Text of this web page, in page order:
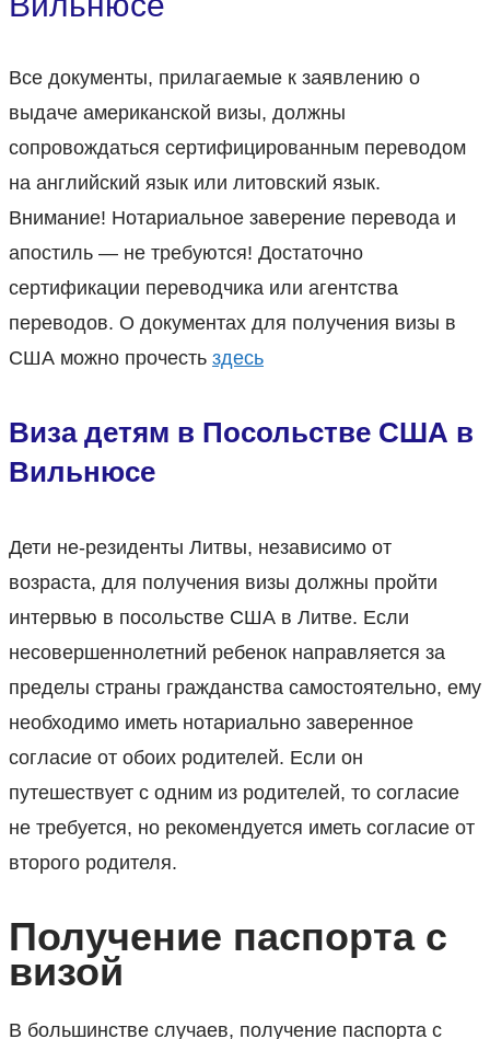
Все документы, прилагаемые к заявлению о
выдаче американской визы, должны
сопровождаться сертифицированным переводом
на английский язык или литовский язык.
Внимание! Нотариальное заверение перевода и
апостиль — не требуются! Достаточно
сертификации переводчика или агентства
переводов. О документах для получения визы в
США можно прочесть здесь
Виза детям в Посольстве США в
Вильнюсе
Дети не-резиденты Литвы, независимо от
возраста, для получения визы должны пройти
интервью в посольстве США в Литве. Если
несовершеннолетний ребенок направляется за
пределы страны гражданства самостоятельно, ему
необходимо иметь нотариально заверенное
согласие от обоих родителей. Если он
путешествует с одним из родителей, то согласие
не требуется, но рекомендуется иметь согласие от
второго родителя.
Получение паспорта с
визой
В большинстве случаев, получение паспорта с